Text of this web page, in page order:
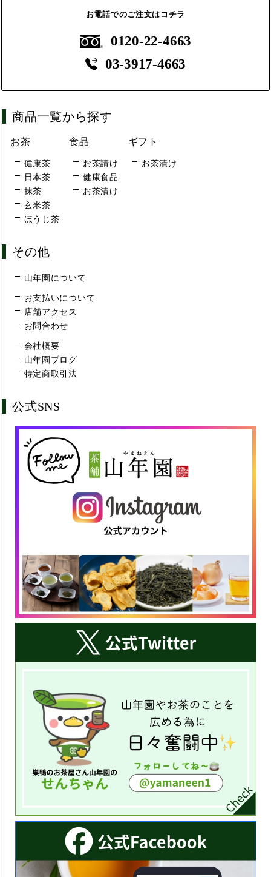
お電話でのご注文はコチラ
0120-22-4663
03-3917-4663
商品一覧から探す
お茶
健康茶
日本茶
抹茶
玄米茶
ほうじ茶
食品
お茶請け
健康食品
お茶漬け
ギフト
お茶漬け
その他
山年園について
お支払いについて
店舗アクセス
お問合わせ
会社概要
山年園ブログ
特定商取引法
公式SNS